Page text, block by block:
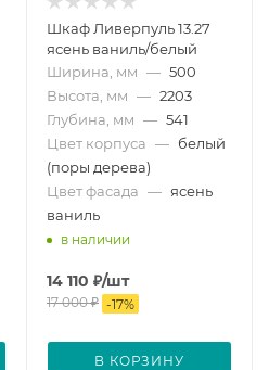
Шкаф Ливерпуль 13.27
ясень ваниль/белый
Ширина, мм — 500
Высота, мм — 2203
Глубина, мм — 541
Цвет корпуса — белый
(поры дерева)
Цвет фасада — ясень
ваниль
в наличии
14 110 ₽/шт
17 000₽ -17%
В КОРЗИНУ